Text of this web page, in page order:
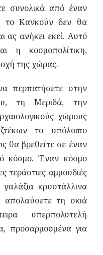
συνολικά από έναν
το Κανκούν δεν θα
ας ανήκει εκεί. Αυτό
η κοσμοπολίτικη,
της χώρας.
περπατήσετε στην
τη Μεριδά, την
χώρους
το υπόλοιπο
θα βρεθείτε σε έναν
κόσμο. Έναν κόσμο
τεράστιες αμμουδιές
κρυστάλλινα
απολαύσετε τη σκιά
υπερπολυτελή
προσαρμοσμένα για